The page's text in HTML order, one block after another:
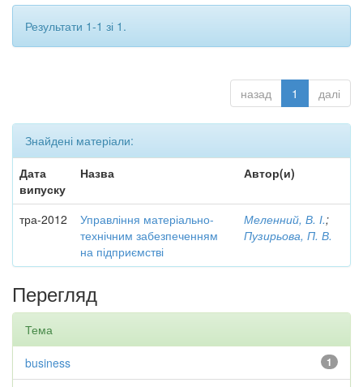
Результати 1-1 зі 1.
назад 1 далі
Знайдені матеріали:
Дата
випуску
Назва Автор(и)
тра-2012
Управління матеріально-
технічним забезпеченням
на підприємстві
Меленний, В. І.;
Пузирьова, П. В.
Перегляд
Тема
1
business